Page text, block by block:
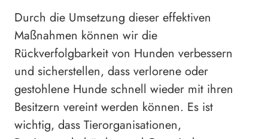
Durch die Umsetzung dieser effektiven
Maßnahmen können wir die
Rückverfolgbarkeit von Hunden verbessern
und sicherstellen, dass verlorene oder
gestohlene Hunde schnell wieder mit ihren
Besitzern vereint werden können. Es ist
wichtig, dass Tierorganisationen,